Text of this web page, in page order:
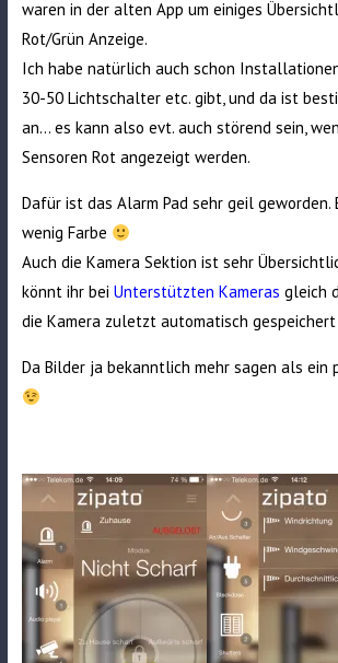
waren in der alten App um einiges
Rot/Grün Anzeige.
Ich habe natürlich auch schon
30-50 Lichtschalter etc. gibt, und da ist
an… es kann also evt. auch störend sein,
Sensoren Rot angezeigt werden.
Dafür ist das Alarm Pad sehr geil geworden.
wenig Farbe
Auch die Kamera Sektion ist sehr
könnt ihr bei Unterstützten Kameras gleich
die Kamera zuletzt automatisch
Da Bilder ja bekanntlich mehr sagen als ein